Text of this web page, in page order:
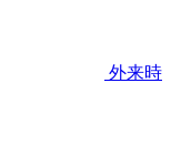
外来時